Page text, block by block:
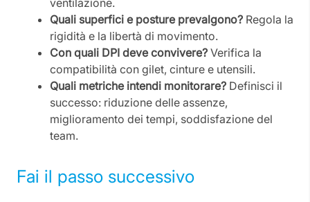
ventilazione.
Quali superfici e posture prevalgono? Regola la
rigidità e la libertà di movimento.
Con quali DPI deve convivere? Verifica la
compatibilità con gilet, cinture e utensili.
Quali metriche intendi monitorare? Definisci il
successo: riduzione delle assenze,
miglioramento dei tempi, soddisfazione del
team.
Fai il passo successivo